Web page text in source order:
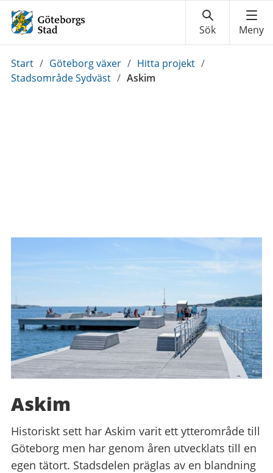
Du
är
Start / Göteborg växer / Hitta projekt /
Stadsområde Sydväst / Askim
Askim
Historiskt sett har Askim varit ett ytterområde till
Göteborg men har genom åren utvecklats till en
egen tätort. Stadsdelen präglas av en blandning